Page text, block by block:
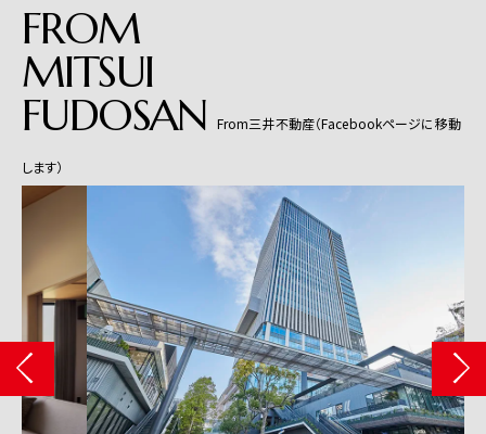
FROM
MITSUI
FUDOSAN From三井不動産（Facebookページに移動
します）